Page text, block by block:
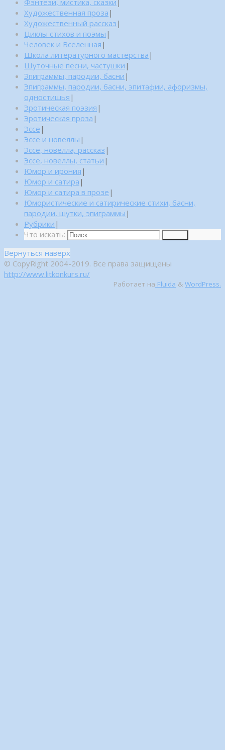
Фэнтези, мистика, сказки |
Художественная проза |
Художественный рассказ |
Циклы стихов и поэмы |
Человек и Вселенная |
Школа литературного мастерства |
Шуточные песни, частушки |
Эпиграммы, пародии, басни |
Эпиграммы, пародии, басни, эпитафии, афоризмы,
одностишья |
Эротическая поэзия |
Эротическая проза |
Эссе |
Эссе и новеллы |
Эссе, новелла, рассказ |
Эссе, новеллы, статьи |
Юмор и ирония |
Юмор и сатира |
Юмор и сатира в прозе |
Юмористические и сатирические стихи, басни,
пародии, шутки, эпиграммы |
Рубрики |
Что искать:
Вернуться наверх
© CopyRight 2004-2019. Все права защищены
http://www.litkonkurs.ru/
Работает на Fluida & WordPress.